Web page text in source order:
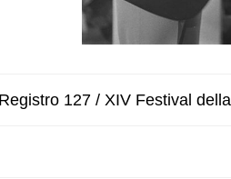
127 / XIV Festival